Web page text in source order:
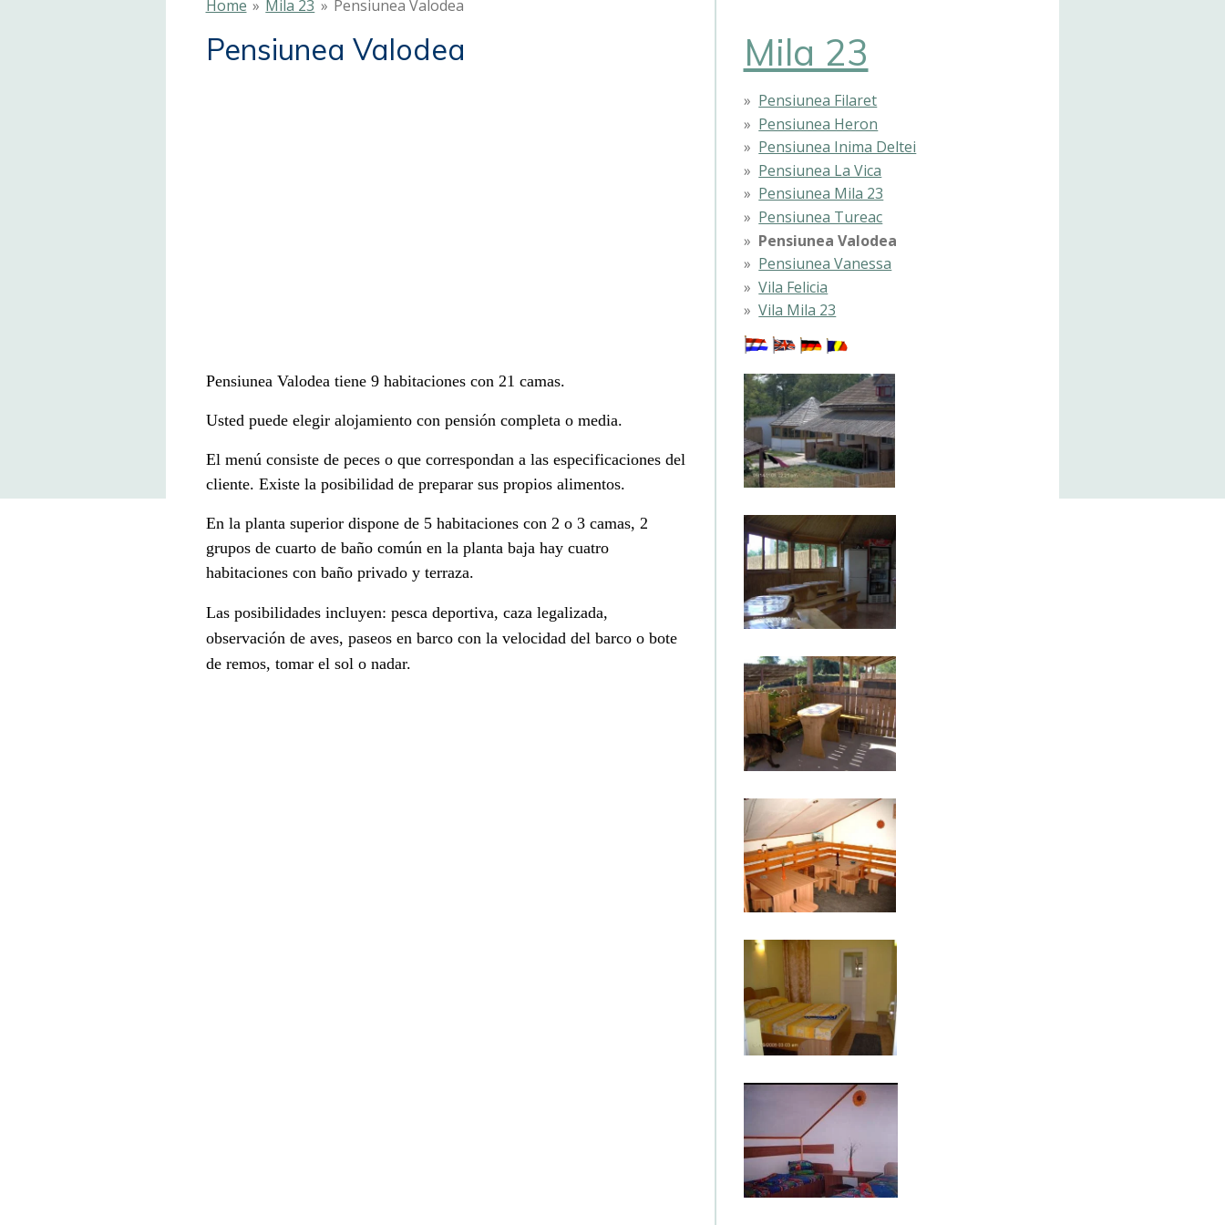
Home » Mila 23 » Pensiunea Valodea
Pensiunea Valodea
Pensiunea Valodea tiene 9 habitaciones con 21 camas.
Usted puede elegir alojamiento con pensión completa o media.
El menú consiste de peces o que correspondan a las especificaciones del
cliente. Existe la posibilidad de preparar sus propios alimentos.
En la planta superior dispone de 5 habitaciones con 2 o 3 camas, 2
grupos de cuarto de baño común en la planta baja hay cuatro
habitaciones con baño privado y terraza.
Las posibilidades incluyen: pesca deportiva, caza legalizada,
observación de aves, paseos en barco con la velocidad del barco o bote
de remos, tomar el sol o nadar.
Mila 23
Pensiunea Filaret
Pensiunea Heron
Pensiunea Inima Deltei
Pensiunea La Vica
Pensiunea Mila 23
Pensiunea Tureac
Pensiunea Valodea
Pensiunea Vanessa
Vila Felicia
Vila Mila 23